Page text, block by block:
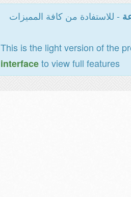
- للاستفادة من كافة المميزات
This is the light version of the
interfaceto view full features